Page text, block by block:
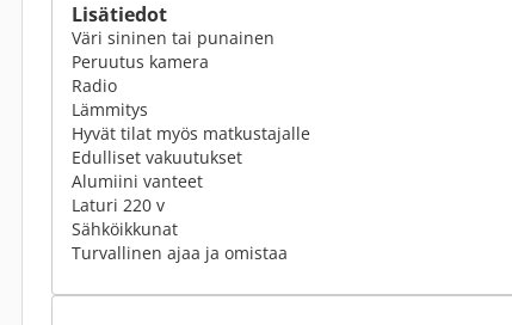
Lisätiedot
Väri sininen tai punainen
Peruutus kamera
Radio
Lämmitys
Hyvät tilat myös matkustajalle
Edulliset vakuutukset
Alumiini vanteet
Laturi 220 v
Sähköikkunat
Turvallinen ajaa ja omistaa